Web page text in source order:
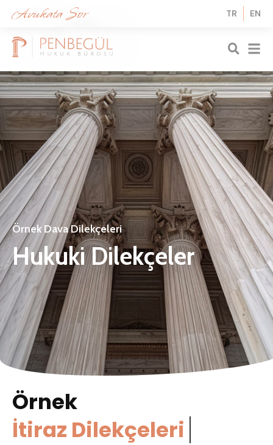
Avukata Sor TR EN
Örnek Dava Dilekçeleri
HukukiDilekçeler
Örnek
İtiraz Dilekçeleri